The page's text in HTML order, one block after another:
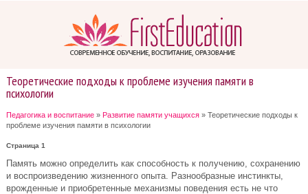
Теоретические подходы к проблеме изучения памяти в
психологии
Педагогика и воспитание » Развитие памяти учащихся » Теоретические подходы к
проблеме изучения памяти в психологии
Страница 1
Память можно определить как способность к получению, сохранению
и воспроизведению жизненного опыта. Разнообразные инстинкты,
врожденные и приобретенные механизмы поведения есть не что